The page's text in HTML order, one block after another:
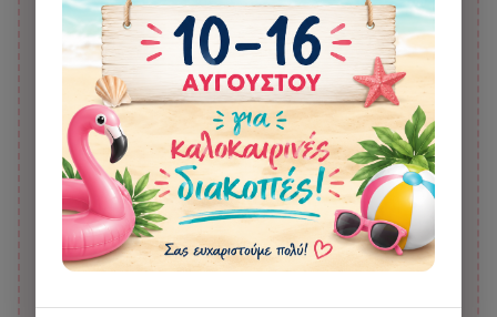
Χαρτοπόλεμος (Κανονάκι
Κομφετί) Χάρτινος Mix 60 εκ.
5,00 €
Γκρι Ξυλοκορδέλα για
μπαλόνια 500μ
2,30 €